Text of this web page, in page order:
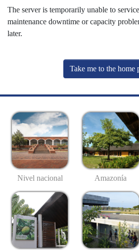
The server is temporarily unable to
maintenance downtime or capacity
later.
Take me to the home
Nivel nacional Amazonía